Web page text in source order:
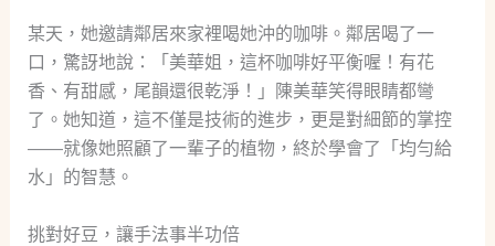
某天，她邀請鄰居來家裡喝她沖的咖啡。鄰居喝了一
口，驚訝地說：「美華姐，這杯咖啡好平衡喔！有花
香、有甜感，尾韻還很乾淨！」陳美華笑得眼睛都彎
了。她知道，這不僅是技術的進步，更是對細節的掌控
——就像她照顧了一輩子的植物，終於學會了「均勻給
水」的智慧。
挑對好豆，讓手法事半功倍